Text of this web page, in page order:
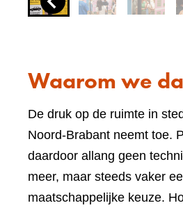
Waarom we
De druk op de ruimte in
Noord-Brabant neemt toe.
daardoor allang geen
meer, maar steeds vaker
maatschappelijke keuze.